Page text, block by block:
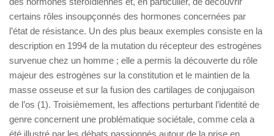
certains rôles insoupçonnés des hormones concernées par
l’état de résistance. Un des plus beaux exemples consiste en la
description en 1994 de la mutation du récepteur des estrogènes
survenue chez un homme ; elle a permis la découverte du rôle
majeur des estrogènes sur la constitution et le maintien de la
masse osseuse et sur la fusion des cartilages de conjugaison
de l’os (1). Troisièmement, les affections perturbant l’identité de
genre concernent une problématique sociétale, comme cela a